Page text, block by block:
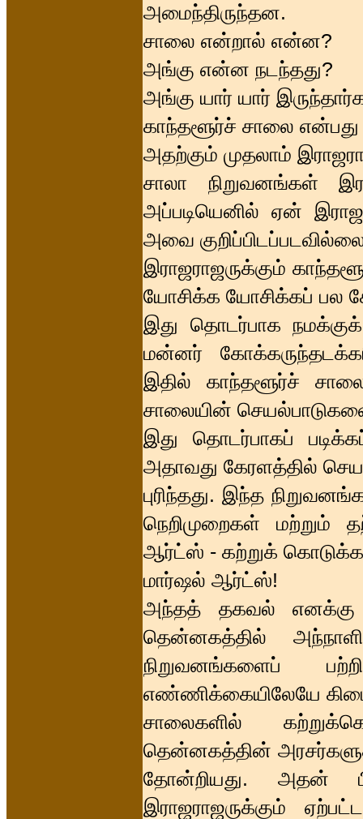
அமைந்திருந்தன.
சாலை என்றால் என்ன?
அங்கு என்ன நடந்தது?
அங்கு யார் யார்
காந்தளூர்ச் சாலை என்பது
அதற்கும் முதலாம்
சாலா நிறுவனங்கள்
அப்படியெனில் ஏன்
அவை
இராஜராஜருக்கும்
யோசிக்க யோசிக்கப் பல
இது தொடர்பாக
மன்னர்
இதில் காந்தளூர்ச்
சாலையின்
இது தொடர்பாகப்
அதாவது கேரளத்தில்
புரிந்தது. இந்த
நெறிமுறைகள் மற்றும்
ஆர்ட்ஸ் - கற்றுக்
மார்ஷல் ஆர்ட்ஸ்!
அந்தத் தகவல் எனக்கு
தென்னகத்தில்
நிறுவனங்களைப்
எண்ணிக்கையிலேயே
சாலைகளில்
தென்னகத்தின்
தோன்றியது. அதன்
இராஜராஜருக்கும்